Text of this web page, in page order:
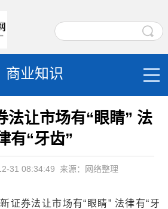
商业知识
法让市场有“眼睛” 法
有“牙齿”
31 08:34:49 来源：网络整理
证券法让市场有“眼睛” 法律有“牙